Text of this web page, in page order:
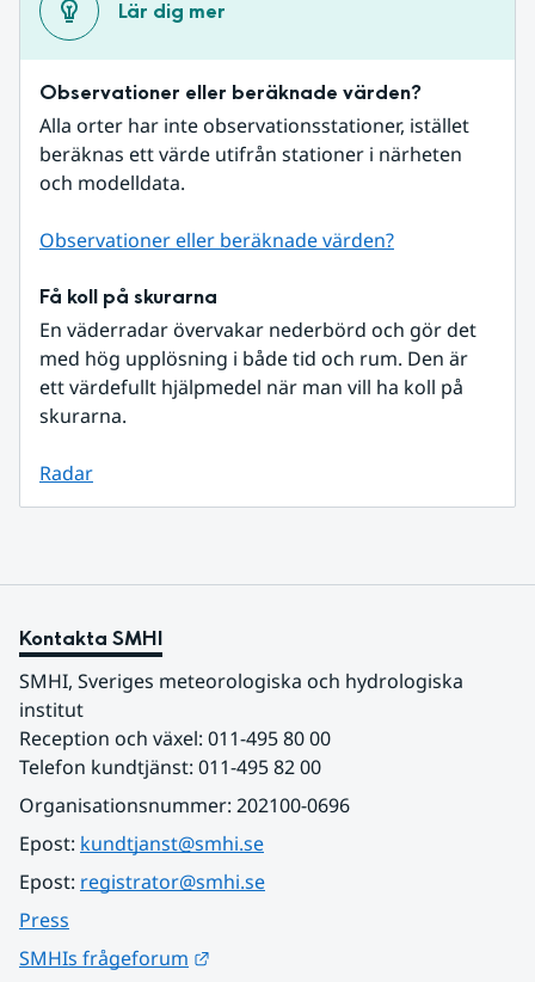
Lär dig mer
Observationer eller beräknade värden?
Alla orter har inte observationsstationer, istället
beräknas ett värde utifrån stationer i närheten
och modelldata.
Observationer eller beräknade värden?
Få koll på skurarna
En väderradar övervakar nederbörd och gör det
med hög upplösning i både tid och rum. Den är
ett värdefullt hjälpmedel när man vill ha koll på
skurarna.
Radar
Kontakta SMHI
SMHI, Sveriges meteorologiska och hydrologiska
institut
Reception och växel: 011-495 80 00
Telefon kundtjänst: 011-495 82 00
Organisationsnummer: 202100-0696
Epost: kundtjanst@smhi.se
Epost: registrator@smhi.se
Press
SMHIs frågeforum